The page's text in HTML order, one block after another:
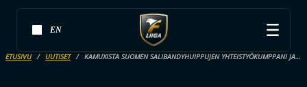
EN
ETUSIVU UUTISET KAMUXISTA SUOMEN SALIBANDYHUIPPUJEN YHTEISTYÖKUMPPANI JA AUTOKAUPPA